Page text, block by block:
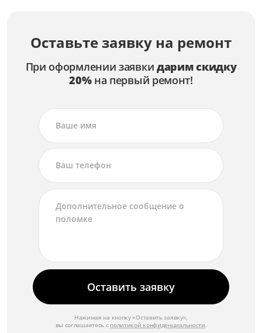
Оставьте заявку на ремонт
При оформлении заявки дарим скидку
20%на первый ремонт!
Оставить заявку
Нажимая на кнопку «Оставить заявку»,
вы соглашаетесь с политикой конфиденциальности.